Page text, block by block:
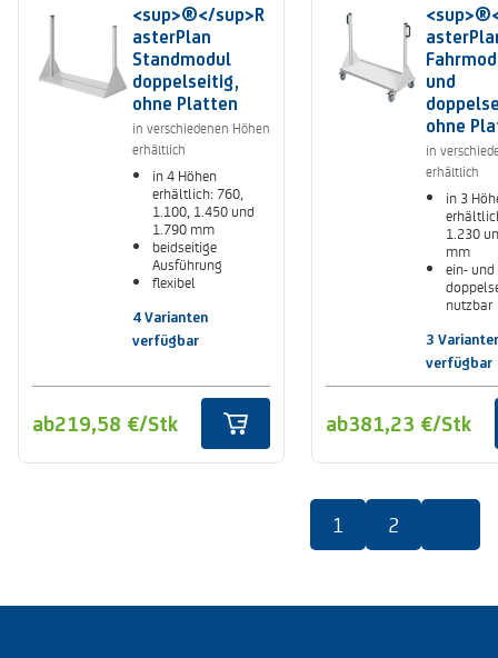
<sup>®</sup>R
asterPlan
Standmodul
doppelseitig,
ohne Platten
in verschiedenen Höhen
erhältlich
in 4 Höhen
erhältlich: 760,
1.100, 1.450 und
1.790 mm
beidseitige
Ausführung
flexibel
RasterPlan Loch-
und Schlitzplatten
4 Varianten
verfügbar
ab219,58 €/Stk
und
ohne
in
erhältlich
in 3
1.230
mm
ein- und
nutzbar
Bock-
3
verfügbar
ab381,23 €/Stk
1 2